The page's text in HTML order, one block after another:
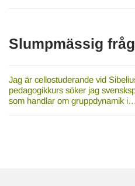
Slumpmässig
Jag är cellostuderande vid
pedagogikkurs söker jag
som handlar om gruppdynamik i…